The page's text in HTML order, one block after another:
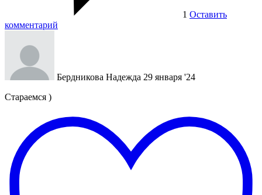
1 Оставить
комментарий
Бердникова Надежда 29 января '24
Стараемся )